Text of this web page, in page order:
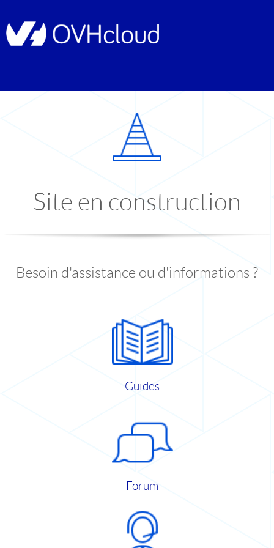
Site en construction
Besoin d'assistance ou d'informations ?
Guides
Forum